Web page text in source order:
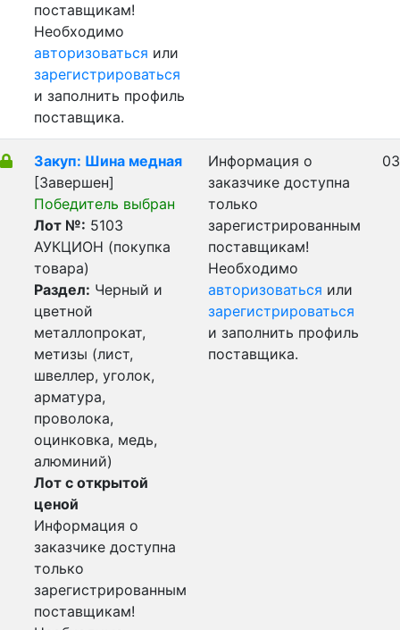
поставщикам!
Необходимо
авторизоваться или
зарегистрироваться
и заполнить профиль
поставщика.
Закуп: Шина медная
[Завершен]
Победитель выбран
Лот №: 5103
АУКЦИОН (покупка
товара)
Раздел: Черный и
цветной
металлопрокат,
метизы (лист,
швеллер, уголок,
арматура,
проволока,
оцинковка, медь,
алюминий)
Лот с открытой
ценой
Информация о
заказчике доступна
только
зарегистрированным
поставщикам!
Информация о
заказчике доступна
только
зарегистрированным
поставщикам!
Необходимо
авторизоваться или
зарегистрироваться
и заполнить профиль
поставщика.